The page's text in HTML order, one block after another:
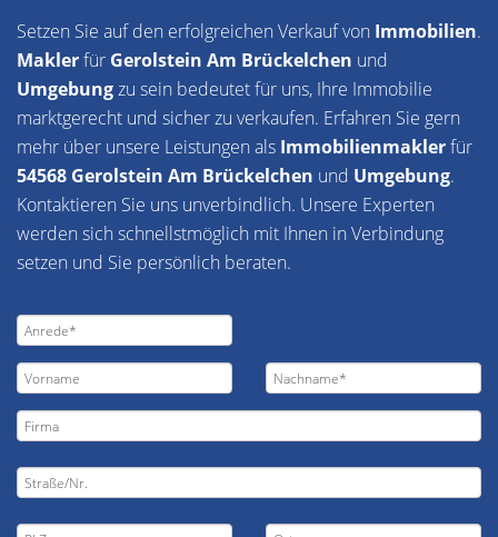
Setzen Sie auf den erfolgreichen Verkauf von Immobilien.
Maklerfür Gerolstein Am Brückelchen und
Umgebungzu sein bedeutet für uns, Ihre Immobilie
marktgerecht und sicher zu verkaufen. Erfahren Sie gern
mehr über unsere Leistungen als Immobilienmaklerfür
54568 Gerolstein Am Brückelchen und Umgebung.
Kontaktieren Sie uns unverbindlich. Unsere Experten
werden sich schnellstmöglich mit Ihnen in Verbindung
setzen und Sie persönlich beraten.